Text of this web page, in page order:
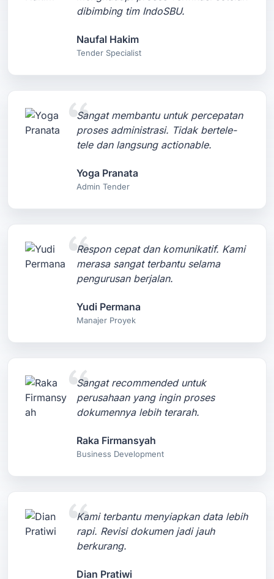
dibimbing tim IndoSBU.
Naufal Hakim
Tender Specialist
Sangat membantu untuk percepatan
proses administrasi. Tidak bertele-
tele dan langsung actionable.
Yoga Pranata
Admin Tender
Respon cepat dan komunikatif. Kami
merasa sangat terbantu selama
pengurusan berjalan.
Yudi Permana
Manajer Proyek
Sangat recommended untuk
perusahaan yang ingin proses
dokumennya lebih terarah.
Raka Firmansyah
Business Development
Kami terbantu menyiapkan data lebih
rapi. Revisi dokumen jadi jauh
berkurang.
Dian Pratiwi